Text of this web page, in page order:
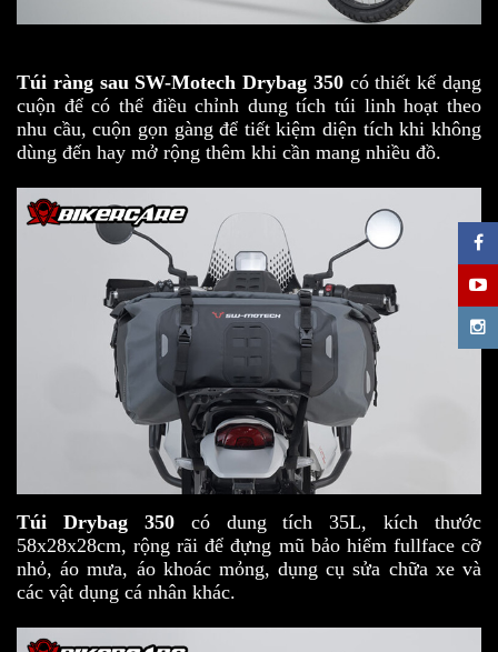
Túi ràng sau SW-Motech Drybag 350có thiết kế dạng
cuộn để có thể điều chỉnh dung tích túi linh hoạt theo
nhu cầu, cuộn gọn gàng để tiết kiệm diện tích khi không
dùng đến hay mở rộng thêm khi cần mang nhiều đồ.
Túi Drybag 350có dung tích 35L, kích thước
58x28x28cm, rộng rãi để đựng mũ bảo hiểm fullface cỡ
nhỏ, áo mưa, áo khoác mỏng, dụng cụ sửa chữa xe và
các vật dụng cá nhân khác.